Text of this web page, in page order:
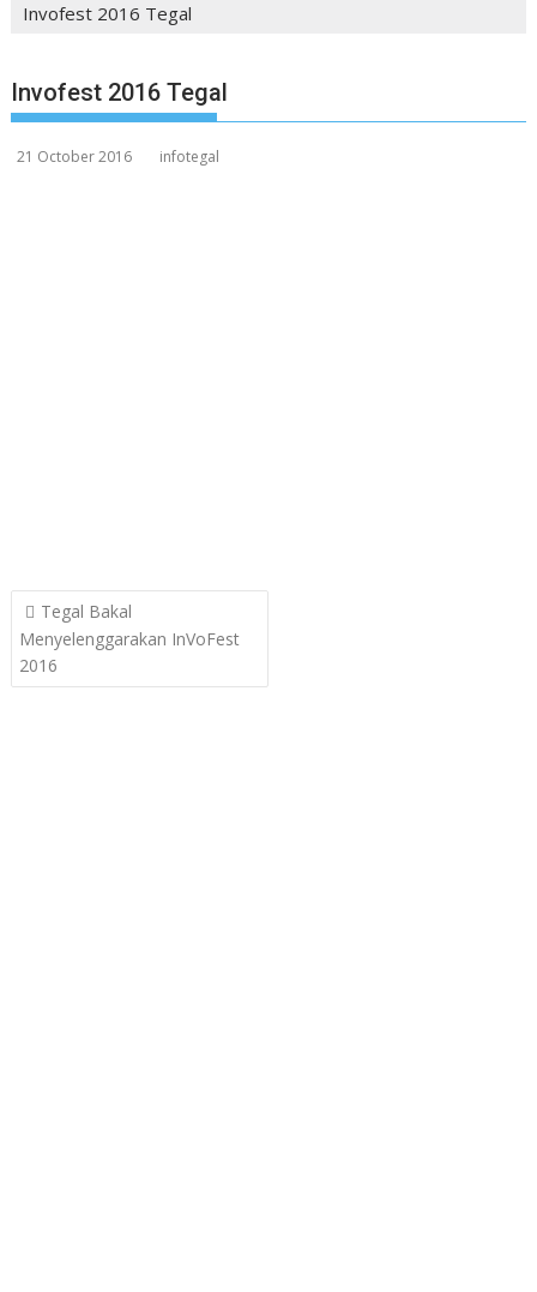
Invofest 2016 Tegal
Invofest 2016 Tegal
21 October 2016 infotegal
Post
navigation
Tegal Bakal
Menyelenggarakan InVoFest
2016